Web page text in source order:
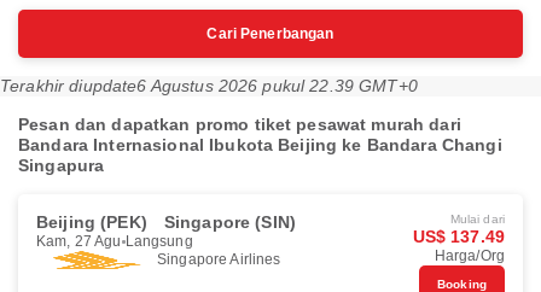
Cari Penerbangan
Terakhir diupdate6 Agustus 2026 pukul 22.39 GMT+0
Pesan dan dapatkan promo tiket pesawat murah dari
Bandara Internasional Ibukota Beijing ke Bandara Changi
Singapura
Beijing (PEK) Singapore (SIN)
Kam, 27 Agu Langsung
Singapore Airlines
Mulai dari
US$ 137.49
Harga/Org
Booking